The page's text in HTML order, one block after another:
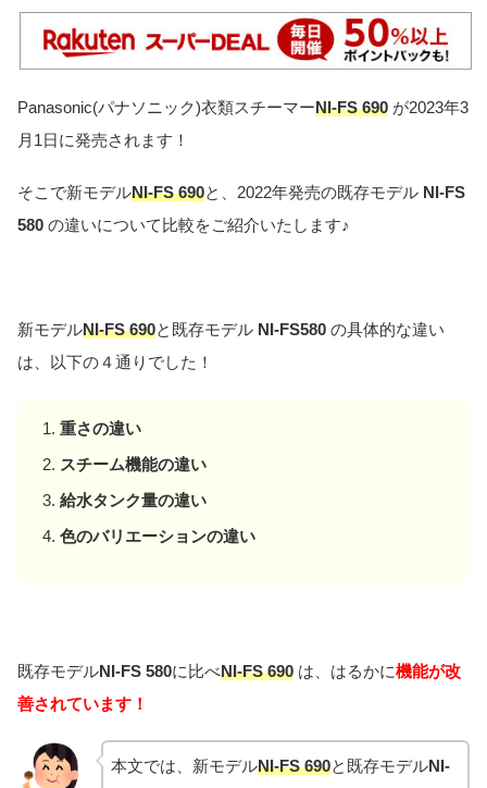
Panasonic(パナソニック)衣類スチーマーNI-FS 690 が2023年3
月1日に発売されます！
そこで新モデルNI-FS 690と、2022年発売の既存モデル NI-FS
580 の違いについて比較をご紹介いたします♪
新モデルNI-FS 690と既存モデル NI-FS580 の具体的な違い
は、以下の４通りでした！
重さの違い
スチーム機能の違い
給水タンク量の違い
色のバリエーションの違い
既存モデルNI-FS 580に比べNI-FS 690 は、はるかに機能が改
善されています！
本文では、新モデルNI-FS 690と既存モデルNI-